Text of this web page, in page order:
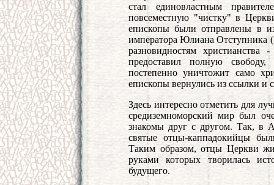
стал единовластным
повсеместную "чистку" в
епископы были отправлены в
императора Юлиана Отступника
разновидностям
предоставил полную
постепенно уничтожит само
епископы вернулись из ссылки и
Здесь интересно отметить для
средиземноморский мир был
знакомы друг с другом. Так, в
святые отцы-каппадокийцы
Таким образом, отцы Церкви
руками которых творилась
будущего.